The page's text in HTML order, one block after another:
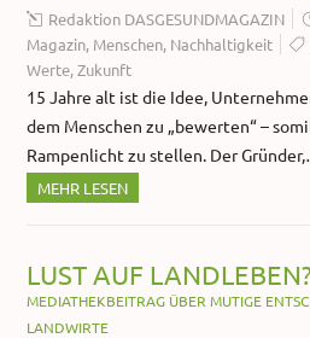
Redaktion DASGESUNDMAGAZIN
Magazin, Menschen, Nachhaltigkeit
Werte,Zukunft
15 Jahre alt ist die Idee,
dem Menschen zu „bewerten“ –
Rampenlicht zu stellen. Der
MEHR LESEN
LUST AUF
MEDIATHEKBEITRAG ÜBER MUTIGE
LANDWIRTE